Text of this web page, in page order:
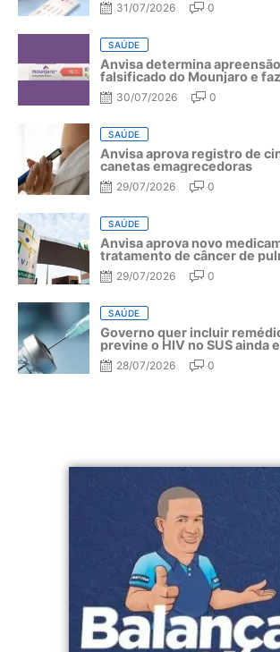
31/07/2026 0
SAÚDE
Anvisa determina
falsificado do Mounjaro e
riscos do medicamento
30/07/2026 0
SAÚDE
Anvisa aprova registro de
canetas emagrecedoras
29/07/2026 0
SAÚDE
Anvisa aprova novo
tratamento de câncer de
29/07/2026 0
SAÚDE
Governo quer incluir
previne o HIV no SUS ainda
28/07/2026 0